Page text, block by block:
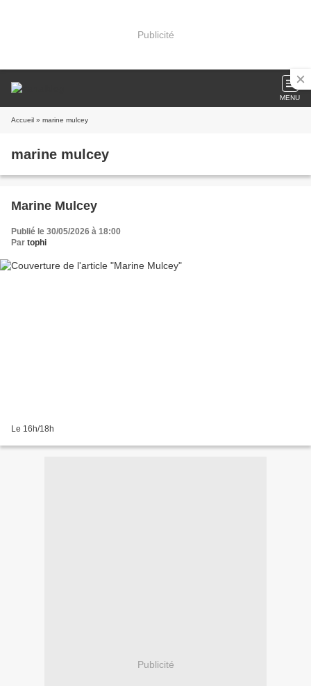
Publicité
MENU
Accueil » marine mulcey
marine mulcey
Marine Mulcey
Publié le 30/05/2026 à 18:00
Par tophi
Le 16h/18h
Publicité